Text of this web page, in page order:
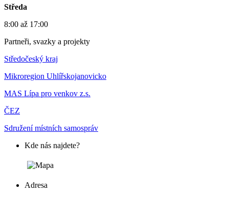
Středa
8:00 až 17:00
Partneři, svazky a projekty
Středočeský kraj
Mikroregion Uhlířskojanovicko
MAS Lípa pro venkov z.s.
ČEZ
Sdružení místních samospráv
Kde nás najdete?
Adresa